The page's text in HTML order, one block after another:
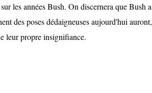
les années Bush. On discernera que Bush a
des poses dédaigneuses aujourd'hui auront,
leur propre insignifiance.